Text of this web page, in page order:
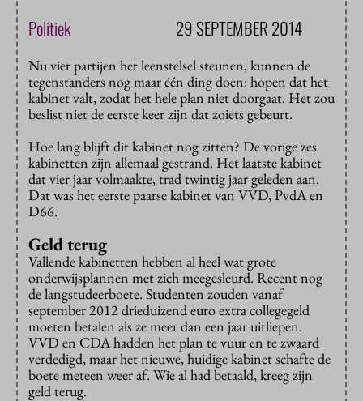
Politiek 29 SEPTEMBER 2014
Nu vier partijen het leenstelsel steunen, kunnen de
tegenstanders nog maar één ding doen: hopen dat het
kabinet valt, zodat het hele plan niet doorgaat. Het zou
beslist niet de eerste keer zijn dat zoiets gebeurt.
Hoe lang blijft dit kabinet nog zitten? De vorige zes
kabinetten zijn allemaal gestrand. Het laatste kabinet
dat vier jaar volmaakte, trad twintig jaar geleden aan.
Dat was het eerste paarse kabinet van VVD, PvdA en
D66.
Geld terug
Vallende kabinetten hebben al heel wat grote
onderwijsplannen met zich meegesleurd. Recent nog
de langstudeerboete. Studenten zouden vanaf
september 2012 drieduizend euro extra collegegeld
moeten betalen als ze meer dan een jaar uitliepen.
VVD en CDA hadden het plan te vuur en te zwaard
verdedigd, maar het nieuwe, huidige kabinet schafte de
boete meteen weer af. Wie al had betaald, kreeg zijn
geld terug.